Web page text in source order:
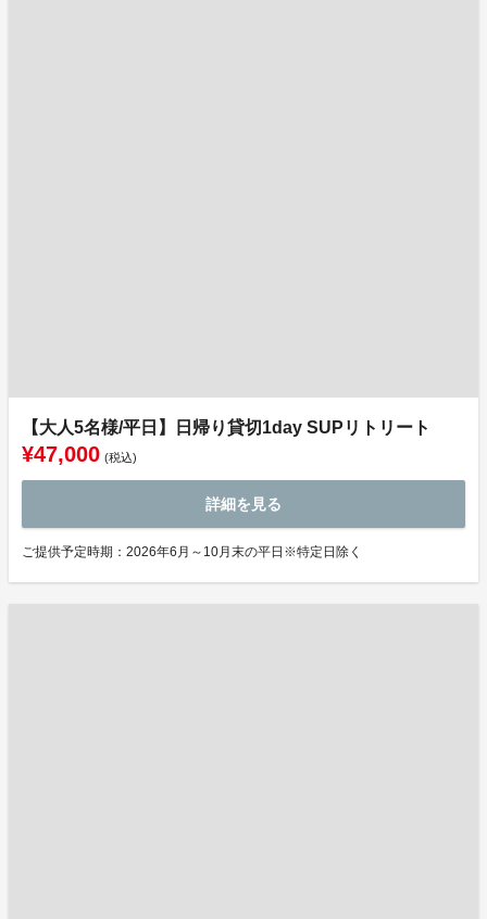
【大人5名様/平日】日帰り貸切1day SUPリトリート
¥47,000 (税込)
詳細を見る
ご提供予定時期：2026年6月～10月末の平日※特定日除く